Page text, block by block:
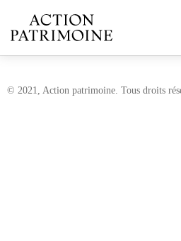
© 2021, Action patrimoine. Tous droits